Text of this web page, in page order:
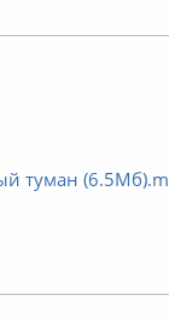
туман